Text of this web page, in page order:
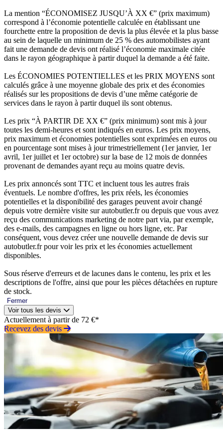
La mention “ÉCONOMISEZ JUSQU’À XX €” (prix maximum)
correspond à l’économie potentielle calculée en établissant une
fourchette entre la proposition de devis la plus élevée et la plus basse
au sein de laquelle un minimum de 25 % des automobilistes ayant
fait une demande de devis ont réalisé l’économie maximale citée
dans le rayon géographique à partir duquel la demande a été faite.
Les ÉCONOMIES POTENTIELLES et les PRIX MOYENS sont
calculés grâce à une moyenne globale des prix et des économies
réalisés sur les propositions de devis d’une même catégorie de
services dans le rayon à partir duquel ils sont obtenus.
Les prix “À PARTIR DE XX €” (prix minimum) sont mis à jour
toutes les demi-heures et sont indiqués en euros. Les prix moyens,
prix maximum et économies potentielles sont exprimées en euros ou
en pourcentage sont mises à jour trimestriellement (1er janvier, 1er
avril, 1er juillet et 1er octobre) sur la base de 12 mois de données
provenant de demandes ayant reçu au moins quatre devis.
Les prix annoncés sont TTC et incluent tous les autres frais
éventuels. Le nombre d'offres, les prix réels, les économies
potentielles et la disponibilité des garages peuvent avoir changé
depuis votre dernière visite sur autobutler.fr ou depuis que vous avez
reçu des communications marketing de notre part via, par exemple,
des e-mails, des campagnes en ligne ou hors ligne, etc. Par
conséquent, vous devez créer une nouvelle demande de devis sur
autobutler.fr pour voir les prix et les économies actuellement
disponibles.
Sous réserve d'erreurs et de lacunes dans le contenu, les prix et les
descriptions de l'offre, ainsi que pour les pièces détachées en rupture
de stock.
Fermer
Voir tous les devis
Actuellement à partir de 72 €*
Recevez des devis